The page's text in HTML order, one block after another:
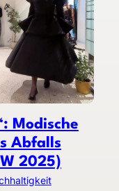
Modische
Abfalls
2025)